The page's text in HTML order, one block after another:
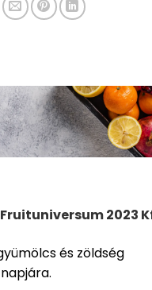
Fruituniversum 2023
és zöldség